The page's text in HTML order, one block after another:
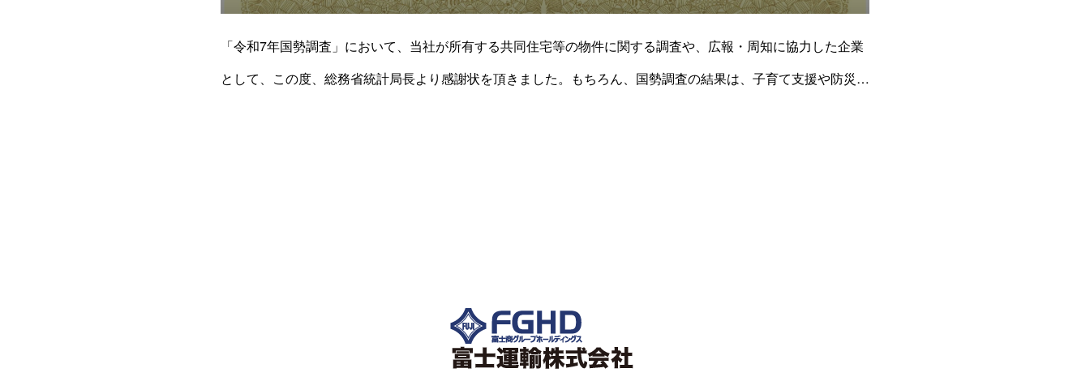
「令和7年国勢調査」において、当社が所有する共同住宅等の物件に関する調査や、広報・周知に協力した企業
として、この度、総務省統計局長より感謝状を頂きました。もちろん、国勢調査の結果は、子育て支援や防災対